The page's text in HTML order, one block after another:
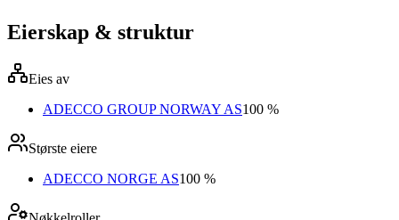
Eierskap & struktur
Eies av
ADECCO GROUP NORWAY AS100 %
Største eiere
ADECCO NORGE AS100 %